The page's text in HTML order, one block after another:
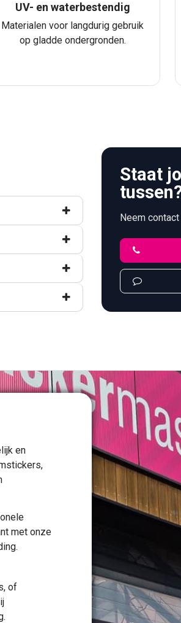
UV- en waterbestendig
Materialen voor langdurig gebruik
op gladde ondergronden.
Staat
Neem
en
,
met onze
of